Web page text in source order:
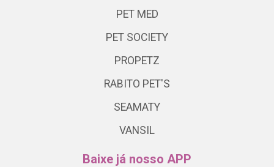
PET MED
PET SOCIETY
PROPETZ
RABITO PET'S
SEAMATY
VANSIL
Baixe já nosso APP